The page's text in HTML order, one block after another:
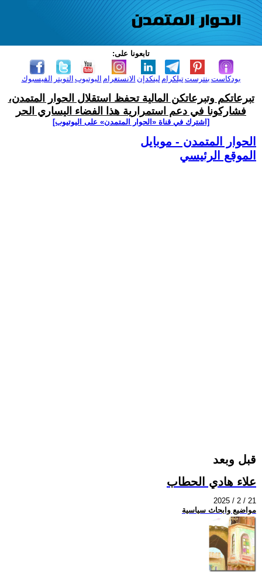
تابعونا على:
الفيسبوك التويتر اليوتيوب الانستغرام لينكدإن تيلكرامبنترست بودكاست
تبرعاتكم وتبرعاتكن المالية تحفظ استقلال الحوار المتمدن،
فشاركونا في دعم استمرارية هذا الفضاء اليساري الحر
[اشترك في قناة ‫«الحوار المتمدن» على اليوتيوب]
الحوار المتمدن - موبايل
الموقع الرئيسي
قبل وبعد
علاء هادي الحطاب
2025 / 2 / 21
مواضيع وابحاث سياسية